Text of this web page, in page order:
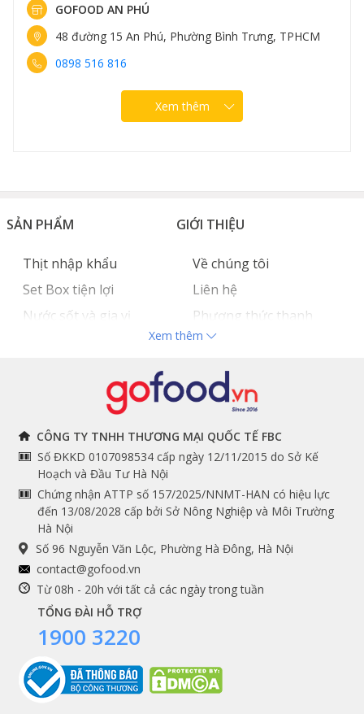
GOFOOD AN PHÚ
48 đường 15 An Phú, Phường Bình Trưng, TPHCM
0898 516 816
Xem thêm
SẢN PHẨM
Thịt nhập khẩu
Set Box tiện lợi
Nước sốt và gia vị
GIỚI THIỆU
Về chúng tôi
Liên hệ
Phương thức thanh
toán
Tuyển dụng
THÔNG TIN
Chính sách và quy định
chung
Hướng dẫn đặt hàng
Cam kết chất lượng
THEO DÕI NGAY
Facebook
Instagram
Youtube
Tiktok
Shopee
DỊCH VỤ
Premium services
Xem thêm
CÔNG TY TNHH THƯƠNG MẠI QUỐC TẾ FBC
Số ĐKKD 0107098534 cấp ngày 12/11/2015 do Sở Kế
Hoạch và Đầu Tư Hà Nội
Chứng nhận ATTP số 157/2025/NNMT-HAN có hiệu lực
đến 13/08/2028 cấp bởi Sở Nông Nghiệp và Môi Trường
Hà Nội
Số 96 Nguyễn Văn Lộc, Phường Hà Đông, Hà Nội
contact@gofood.vn
Từ 08h - 20h với tất cả các ngày trong tuần
TỔNG ĐÀI HỖ TRỢ
1900 3220